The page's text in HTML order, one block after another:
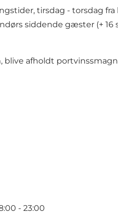
tirsdag - torsdag fra
siddende gæster (+
blive afholdt
- 23:00